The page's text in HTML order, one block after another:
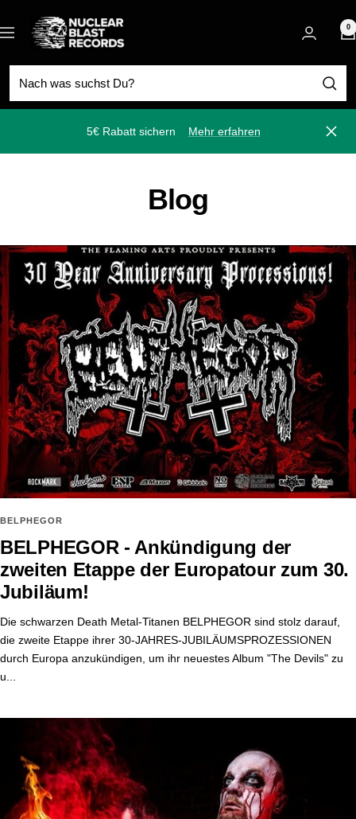
zum
Navigation
Nuclear
Blast
0
5€ Rabatt sichern Mehr erfahren
Blog
BELPHEGOR
BELPHEGOR - Ankündigung der
zweiten Etappe der Europatour zum 30.
Jubiläum!
Die schwarzen Death Metal-Titanen BELPHEGOR sind stolz darauf,
die zweite Etappe ihrer 30-JAHRES-JUBILÄUMSPROZESSIONEN
durch Europa anzukündigen, um ihr neuestes Album "The Devils" zu
u...